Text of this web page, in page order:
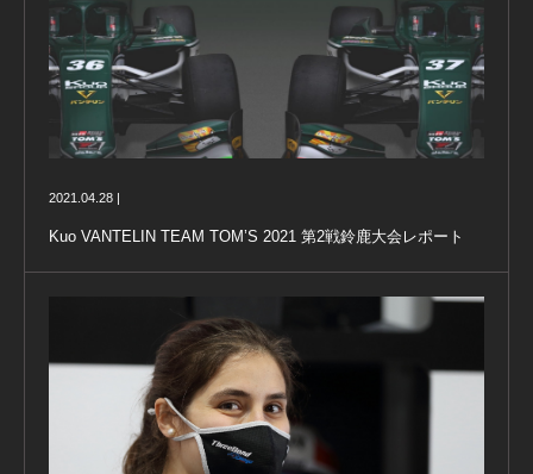
2021.04.28 |
Kuo VANTELIN TEAM TOM’S 2021 第2戦鈴鹿大会レポート